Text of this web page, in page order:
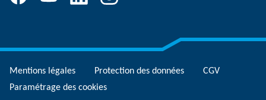
Mentions légales Protection des données
CGV
Paramétrage des cookies